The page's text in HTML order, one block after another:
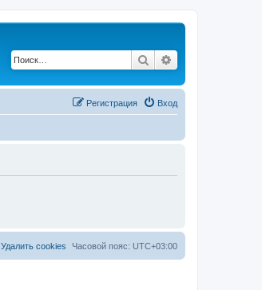
Поиск
Вход
Регистрация
Часовой пояс: UTC+03:00
Удалить cookies